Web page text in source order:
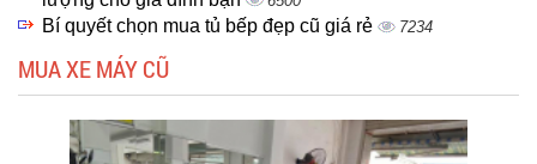
Bí quyết chọn mua tủ bếp đẹp cũ giá rẻ 7234
MUA XE MÁY CŨ